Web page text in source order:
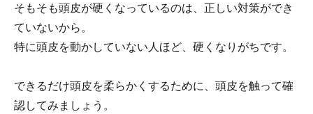
そもそも頭皮が硬くなっているのは、正しい対策ができ
ていないから。
特に頭皮を動かしていない人ほど、硬くなりがちです。
できるだけ頭皮を柔らかくするために、頭皮を触って確
認してみましょう。